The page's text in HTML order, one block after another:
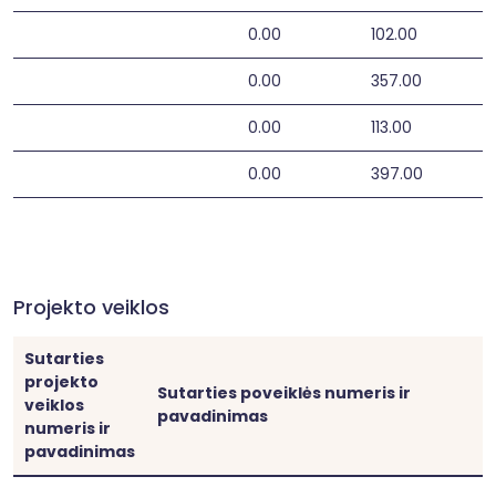
0.00 102.00
0.00 357.00
0.00 113.00
0.00 397.00
Projekto veiklos
Sutarties
projekto
veiklos
numeris ir
pavadinimas
Sutarties poveiklės numeris ir
pavadinimas